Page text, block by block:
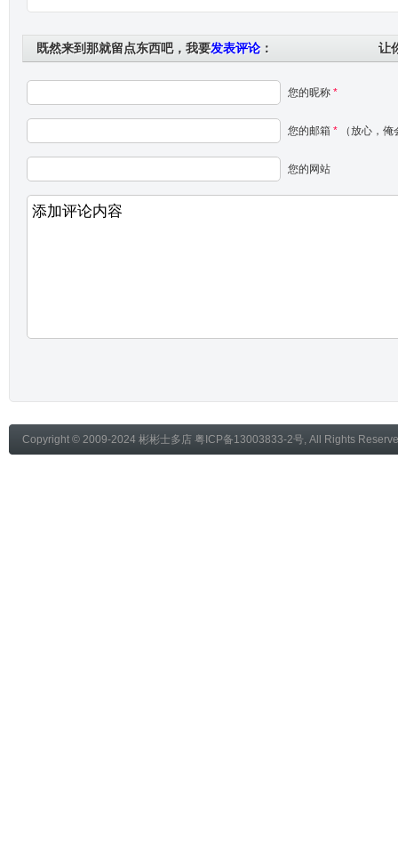
既然来到那就留点东西吧，我要发表评论： 让
您的昵称 *
您的邮箱 * （放心，
您的网站
Copyright © 2009-2024 彬彬士多店 粤ICP备13003833-2号, All Rights